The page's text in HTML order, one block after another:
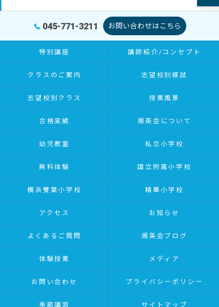
045-771-3211 お問い合わせはこちら
特別講座 講師紹介/コンセプト
クラスのご案内 志望校別模試
志望校別クラス 授業風景
合格実績 湘英会について
幼児教室 私立小学校
無料体験 国立附属小学校
横浜雙葉小学校 精華小学校
アクセス お知らせ
よくあるご質問 湘英会ブログ
体験授業 メディア
お問い合わせ プライバシーポリシー
季節講習 サイトマップ